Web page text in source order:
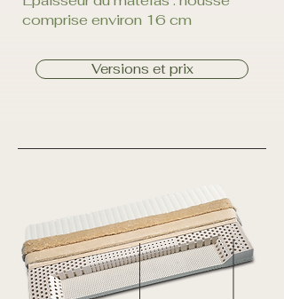
comprise environ 16 cm
Versions et prix